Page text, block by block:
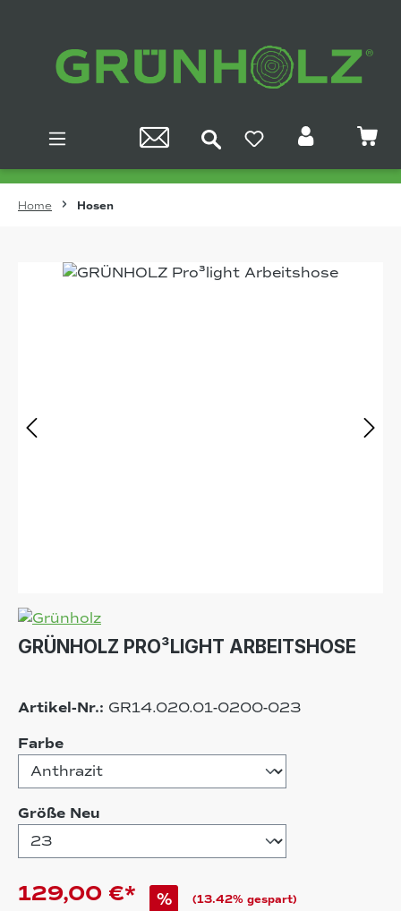
Home Hosen
Bildergalerie überspringen
GRÜNHOLZ PRO³LIGHT ARBEITSHOSE
Artikel-Nr.: GR14.020.01-0200-023
Farbeauswählen
Größe Neu
129,00 €* % (13.42% gespart)